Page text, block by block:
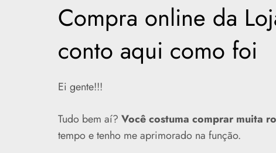
Compra online da
conto aqui como foi
Ei gente!!!
Tudo bem aí? Você costuma comprar muita
tempo e tenho me aprimorado na função.